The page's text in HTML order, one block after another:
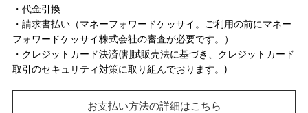
・代金引換
・請求書払い（マネーフォワードケッサイ。ご利用の前にマネー
フォワードケッサイ株式会社の審査が必要です。）
・クレジットカード決済(割賦販売法に基づき、クレジットカード
取引のセキュリティ対策に取り組んでおります。)
お支払い方法の詳細はこちら